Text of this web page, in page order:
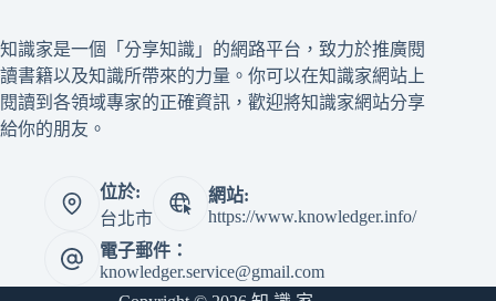
知識家是一個「分享知識」的網路平台，致力於推廣閱
讀書籍以及知識所帶來的力量。你可以在知識家網站上
閱讀到各領域專家的正確資訊，歡迎將知識家網站分享
給你的朋友。
位於:
台北市
網站:
https://www.knowledger.info/
電子郵件：
knowledger.service@gmail.com